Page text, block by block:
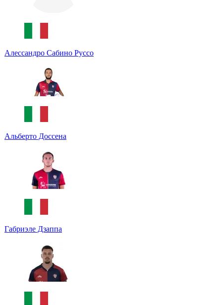
Алессандро Сабино Руссо
Альберто Доссена
Габриэле Дзаппа